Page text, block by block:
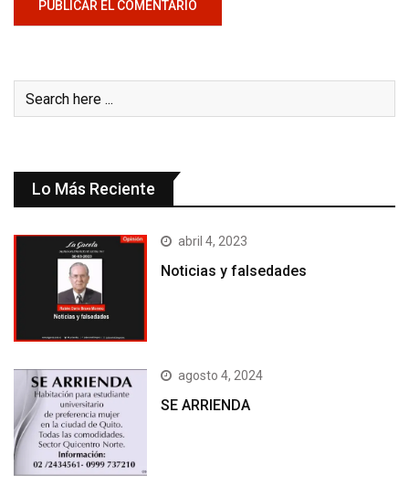
Lo Más Reciente
abril 4, 2023
Noticias y falsedades
agosto 4, 2024
SE ARRIENDA